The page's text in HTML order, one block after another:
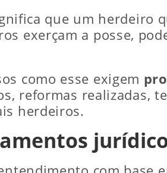
que um herdeiro
exerçam a posse,
como esse exigem
reformas realizadas,
herdeiros.